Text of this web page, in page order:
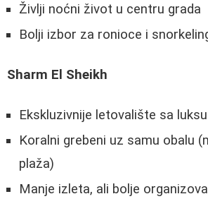
Življi noćni život u centru grada
Bolji izbor za ronioce i
Sharm El Sheikh
Ekskluzivnije letovalište sa
Koralni grebeni uz samu obalu
plaža)
Manje izleta, ali bolje